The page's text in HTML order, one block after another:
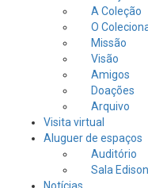
A Coleção
O
Missão
Visão
Amigos
Doações
Arquivo
Visita virtual
Aluguer de espaços
Auditório
Sala Edison